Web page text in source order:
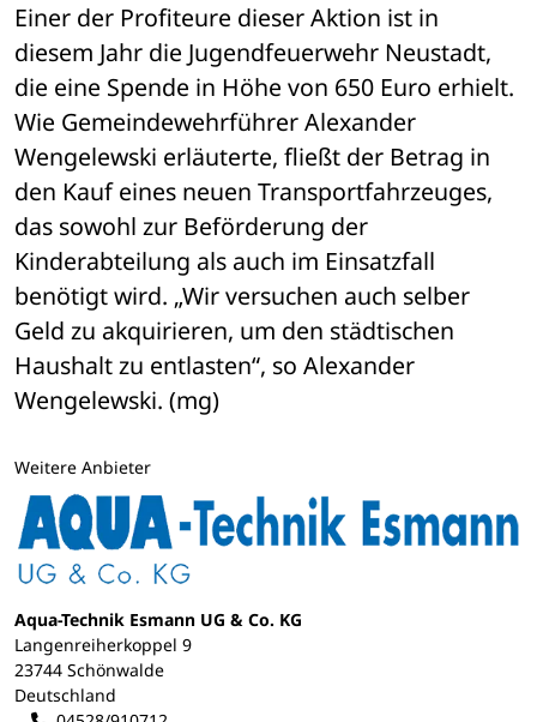
Einer der Profiteure dieser Aktion ist in
diesem Jahr die Jugendfeuerwehr Neustadt,
die eine Spende in Höhe von 650 Euro erhielt.
Wie Gemeindewehrführer Alexander
Wengelewski erläuterte, fließt der Betrag in
den Kauf eines neuen Transportfahrzeuges,
das sowohl zur Beförderung der
Kinderabteilung als auch im Einsatzfall
benötigt wird. „Wir versuchen auch selber
Geld zu akquirieren, um den städtischen
Haushalt zu entlasten“, so Alexander
Wengelewski. (mg)
Weitere Anbieter
Aqua-Technik Esmann UG & Co. KG
Langenreiherkoppel 9
23744 Schönwalde
Deutschland